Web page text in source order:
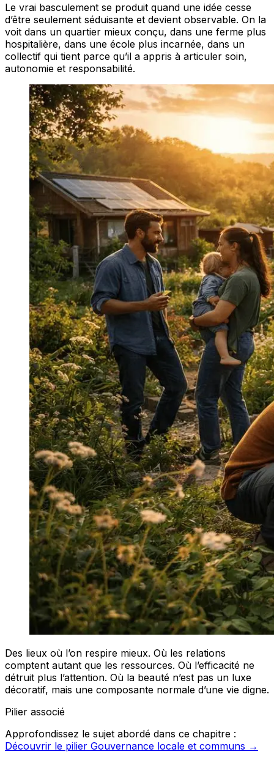
Le vrai basculement se produit quand une idée cesse
d’être seulement séduisante et devient observable. On la
voit dans un quartier mieux conçu, dans une ferme plus
hospitalière, dans une école plus incarnée, dans un
collectif qui tient parce qu’il a appris à articuler soin,
autonomie et responsabilité.
Des lieux où l’on respire mieux. Où les relations
comptent autant que les ressources. Où l’efficacité ne
détruit plus l’attention. Où la beauté n’est pas un luxe
décoratif, mais une composante normale d’une vie digne.
Pilier associé
Approfondissez le sujet abordé dans ce chapitre :
Découvrir le pilier Gouvernance locale et communs →